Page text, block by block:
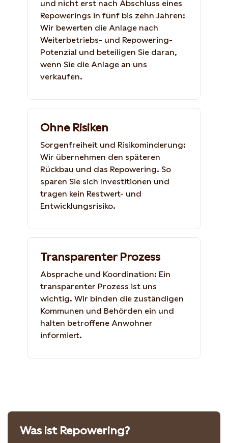
und nicht erst nach Abschluss eines
Repowerings in fünf bis zehn Jahren:
Wir bewerten die Anlage nach
Weiterbetriebs- und Repowering-
Potenzial und beteiligen Sie daran,
wenn Sie die Anlage an uns
verkaufen.
Ohne Risiken
Sorgenfreiheit und Risikominderung:
Wir übernehmen den späteren
Rückbau und das Repowering. So
sparen Sie sich Investitionen und
tragen kein Restwert- und
Entwicklungsrisiko.
Transparenter Prozess
Absprache und Koordination: Ein
transparenter Prozess ist uns
wichtig. Wir binden die zuständigen
Kommunen und Behörden ein und
halten betroffene Anwohner
informiert.
Was ist Repowering?